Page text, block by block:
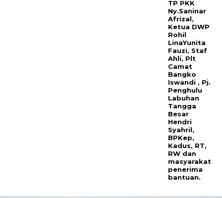
TP PKK
Ny.Saninar
Afrizal,
Ketua DWP
Rohil
LinaYunita
Fauzi, Staf
Ahli, Plt
Camat
Bangko
Iswandi , Pj.
Penghulu
Labuhan
Tangga
Besar
Hendri
Syahril,
BPKep,
Kadus, RT,
RW dan
masyarakat
penerima
bantuan.